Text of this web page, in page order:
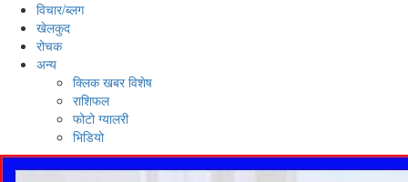
विचार/ब्लग
खेलकुद
रोचक
अन्य
क्लिक खबर विशेष
राशिफल
फोटो ग्यालरी
भिडियो